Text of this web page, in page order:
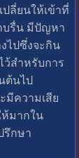
ลี่ยนให้เข้าที่
บรื่น มีปัญหา
ไปซึ่งจะกิน
ว้สำหรับการ
ต้นไป
มีความเสีย
มากใน
รึกษา